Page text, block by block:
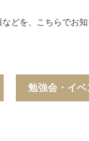
どを、こちらでお
勉強会・イベ